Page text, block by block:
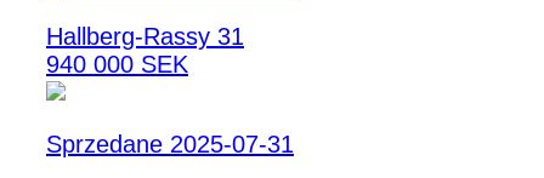
Hallberg-Rassy 31
940 000 SEK
Sprzedane 2025-07-31